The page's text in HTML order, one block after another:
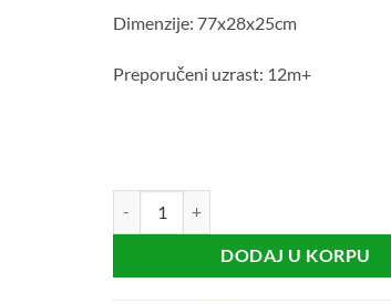
Dimenzije: 77x28x25cm
Preporučeni uzrast: 12m+
DODAJ U KORPU